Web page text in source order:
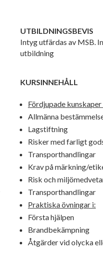
UTBILDNINGSBEVIS
Intyg utfärdas av MSB.
utbildning
KURSINNEHÅLL
Fördjupade kunskaper
Allmänna
Lagstiftning
Risker med farligt
Transporthandlingar
Krav på märkning/
Risk och
Transporthandlingar
Praktiska övningar i:
Första hjälpen
Brandbekämpning
Åtgärder vid olycka